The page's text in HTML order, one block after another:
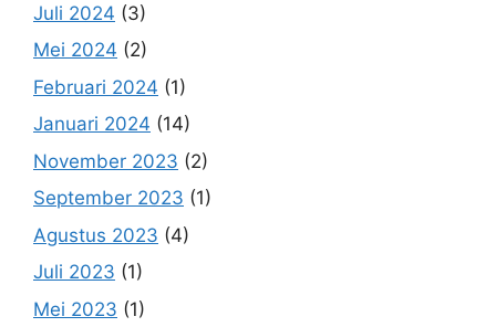
Juli 2024 (3)
Mei 2024 (2)
Februari 2024 (1)
Januari 2024 (14)
November 2023 (2)
September 2023 (1)
Agustus 2023 (4)
Juli 2023 (1)
Mei 2023 (1)